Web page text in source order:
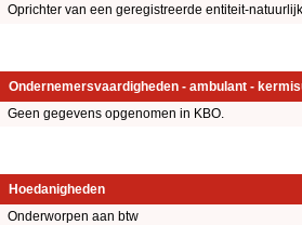
Oprichter van een geregistreerde entiteit-
Ondernemersvaardigheden - ambulant -
Geen gegevens opgenomen in KBO.
Hoedanigheden
Onderworpen aan btw